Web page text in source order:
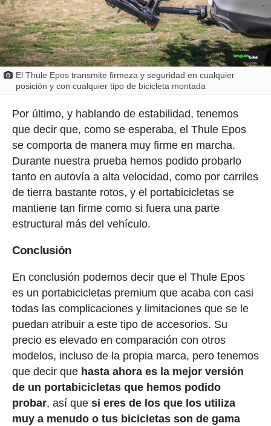
El Thule Epos transmite firmeza y seguridad en cualquier
posición y con cualquier tipo de bicicleta montada
Por último, y hablando de estabilidad, tenemos
que decir que, como se esperaba, el Thule Epos
se comporta de manera muy firme en marcha.
Durante nuestra prueba hemos podido probarlo
tanto en autovía a alta velocidad, como por carriles
de tierra bastante rotos, y el portabicicletas se
mantiene tan firme como si fuera una parte
estructural más del vehículo.
Conclusión
En conclusión podemos decir que el Thule Epos
es un portabicicletas premium que acaba con casi
todas las complicaciones y limitaciones que se le
puedan atribuir a este tipo de accesorios. Su
precio es elevado en comparación con otros
modelos, incluso de la propia marca, pero tenemos
que decir que hasta ahora es la mejor versión
de un portabicicletas que hemos podido
probar, así quesi eres de los que los utiliza
muy a menudo o tus bicicletas son de gama